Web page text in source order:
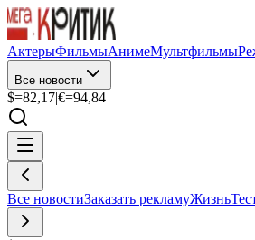
АктерыФильмыАнимеМультфильмы
Все новости
$=82,17|€=94,84
Все новостиЗаказать рекламуЖизнь